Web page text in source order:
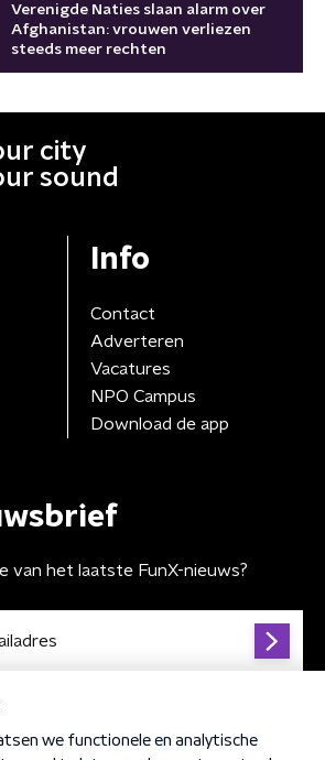
Verenigde Naties slaan alarm over
Afghanistan: vrouwen verliezen
steeds meer rechten
city
sound
Info
Contact
Adverteren
Vacatures
NPO Campus
Download de app
van het laatste FunX-nieuws?